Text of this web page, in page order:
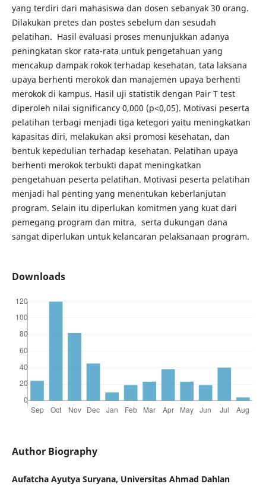
yang terdiri dari mahasiswa dan dosen sebanyak 30 orang.
Dilakukan pretes dan postes sebelum dan sesudah
pelatihan. Hasil evaluasi proses menunjukkan adanya
peningkatan skor rata-rata untuk pengetahuan yang
mencakup dampak rokok terhadap kesehatan, tata laksana
upaya berhenti merokok dan manajemen upaya berhenti
merokok di kampus. Hasil uji statistik dengan Pair T test
diperoleh nilai significancy 0,000 (p<0,05). Motivasi peserta
pelatihan terbagi menjadi tiga ketegori yaitu meningkatkan
kapasitas diri, melakukan aksi promosi kesehatan, dan
bentuk kepedulian terhadap kesehatan. Pelatihan upaya
berhenti merokok terbukti dapat meningkatkan
pengetahuan peserta pelatihan. Motivasi peserta pelatihan
menjadi hal penting yang menentukan keberlanjutan
program. Selain itu diperlukan komitmen yang kuat dari
pemegang program dan mitra, serta dukungan dana
sangat diperlukan untuk kelancaran pelaksanaan program.
Downloads
Author Biography
Aufatcha Ayutya Suryana, Universitas Ahmad Dahlan